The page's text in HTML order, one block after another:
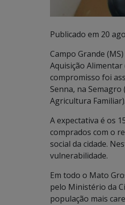
Publicado em 20
Campo Grande
Aquisição Alimentar
compromisso foi
Senna, na
Agricultura Familiar).
A expectativa é os
comprados com o
social da cidade.
vulnerabilidade.
Em todo o Mato
pelo Ministério da
população mais